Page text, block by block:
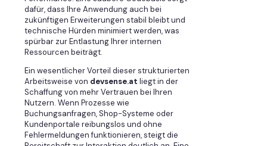
dafür, dass Ihre Anwendung auch bei
zukünftigen Erweiterungen stabil bleibt und
technische Hürden minimiert werden, was
spürbar zur Entlastung Ihrer internen
Ressourcen beiträgt.
Ein wesentlicher Vorteil dieser strukturierten
Arbeitsweise von devsense.at liegt in der
Schaffung von mehr Vertrauen bei Ihren
Nutzern. Wenn Prozesse wie
Buchungsanfragen, Shop-Systeme oder
Kundenportale reibungslos und ohne
Fehlermeldungen funktionieren, steigt die